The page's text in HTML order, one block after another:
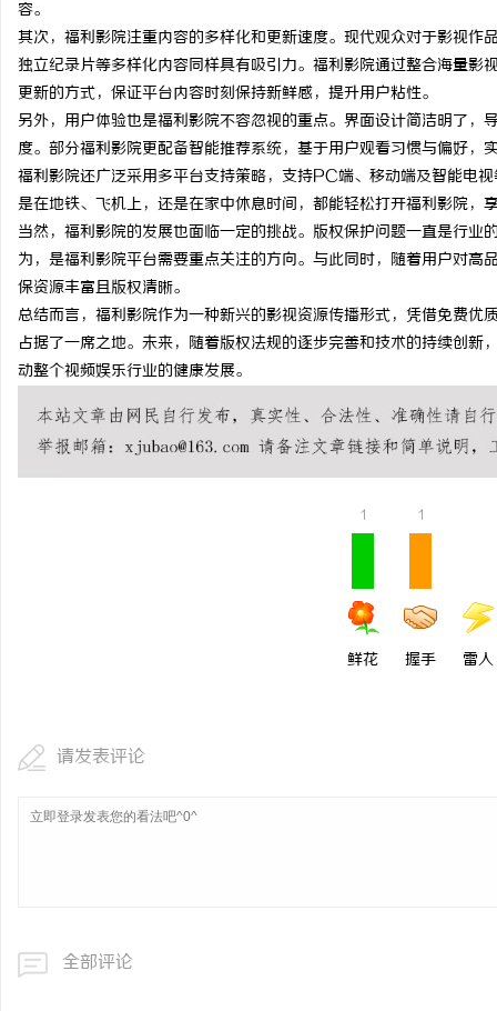
容。
其次，福利影院注重内容的多样化和更新速度。现代观众对于影视
独立纪录片等多样化内容同样具有吸引力。福利影院通过整合海量
更新的方式，保证平台内容时刻保持新鲜感，提升用户粘性。
另外，用户体验也是福利影院不容忽视的重点。界面设计简洁明了
度。部分福利影院更配备智能推荐系统，基于用户观看习惯与偏好，
福利影院还广泛采用多平台支持策略，支持PC端、移动端及智能电
是在地铁、飞机上，还是在家中休息时间，都能轻松打开福利影院，
当然，福利影院的发展也面临一定的挑战。版权保护问题一直是行
为，是福利影院平台需要重点关注的方向。与此同时，随着用户对
保资源丰富且版权清晰。
总结而言，福利影院作为一种新兴的影视资源传播形式，凭借免费
占据了一席之地。未来，随着版权法规的逐步完善和技术的持续创
动整个视频娱乐行业的健康发展。
1
鲜花
1
握手 雷人
请发表评论
全部评论
造业的“工艺护城河”：商业秘密律师如何